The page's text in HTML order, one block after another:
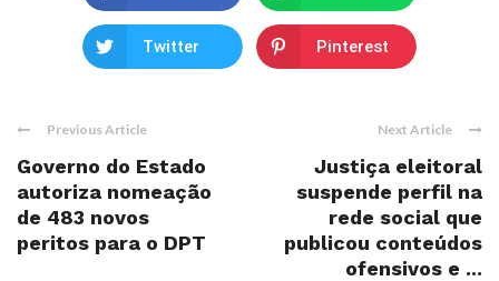
Twitter Pinterest
Previous Article
Governo do Estado
autoriza nomeação
de 483 novos
peritos para o DPT
Next Article
Justiça eleitoral
suspende perfil na
rede social que
publicou conteúdos
ofensivos e ...